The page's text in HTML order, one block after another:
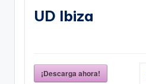
UD Ibiza
¡Descarga ahora!